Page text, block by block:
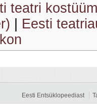
teatri
Eesti
Eesti Entsüklopeediast